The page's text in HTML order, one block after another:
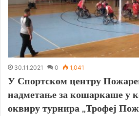
30.11.2021 0 1,041
У Спортском центру
надметање за кошаркаше у
оквиру турнира „Трофеј